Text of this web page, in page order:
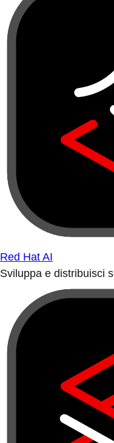
Red Hat AI
Sviluppa e distribuisci